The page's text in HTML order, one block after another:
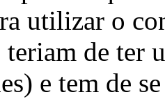
utilizar o
teriam de ter
e tem de